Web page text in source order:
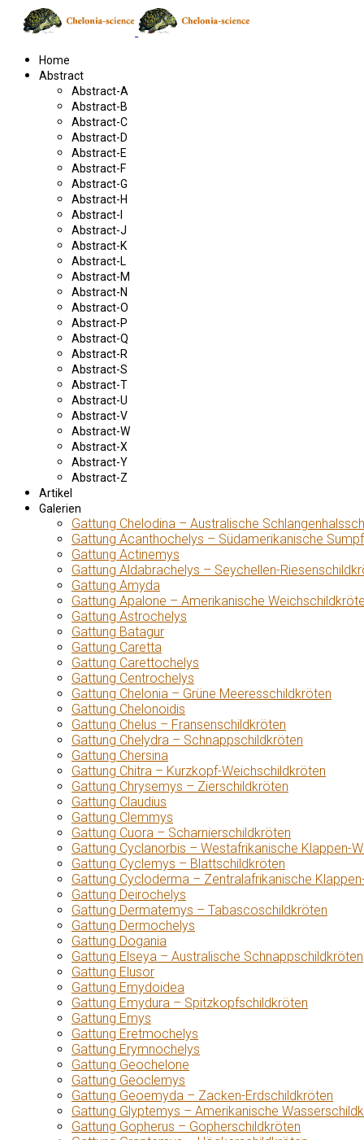
Home
Abstract
Abstract-A
Abstract-B
Abstract-C
Abstract-D
Abstract-E
Abstract-F
Abstract-G
Abstract-H
Abstract-I
Abstract-J
Abstract-K
Abstract-L
Abstract-M
Abstract-N
Abstract-O
Abstract-P
Abstract-Q
Abstract-R
Abstract-S
Abstract-T
Abstract-U
Abstract-V
Abstract-W
Abstract-X
Abstract-Y
Abstract-Z
Artikel
Galerien
Gattung Chelodina – Australische
Gattung Acanthochelys – Südamerikanische
Gattung Actinemys
Gattung Aldabrachelys – Seychellen-
Gattung Amyda
Gattung Apalone – Amerikanische
Gattung Astrochelys
Gattung Batagur
Gattung Caretta
Gattung Carettochelys
Gattung Centrochelys
Gattung Chelonia – Grüne Meeresschildkröten
Gattung Chelonoidis
Gattung Chelus – Fransenschildkröten
Gattung Chelydra – Schnappschildkröten
Gattung Chersina
Gattung Chitra – Kurzkopf-Weichschildkröten
Gattung Chrysemys – Zierschildkröten
Gattung Claudius
Gattung Clemmys
Gattung Cuora – Scharnierschildkröten
Gattung Cyclanorbis – Westafrikanische Klappen-
Gattung Cyclemys – Blattschildkröten
Gattung Cycloderma – Zentralafrikanische
Gattung Deirochelys
Gattung Dermatemys – Tabascoschildkröten
Gattung Dermochelys
Gattung Dogania
Gattung Elseya – Australische Schnappschildkröten
Gattung Elusor
Gattung Emydoidea
Gattung Emydura – Spitzkopfschildkröten
Gattung Emys
Gattung Eretmochelys
Gattung Erymnochelys
Gattung Geochelone
Gattung Geoclemys
Gattung Geoemyda – Zacken-Erdschildkröten
Gattung Glyptemys – Amerikanische
Gattung Gopherus – Gopherschildkröten